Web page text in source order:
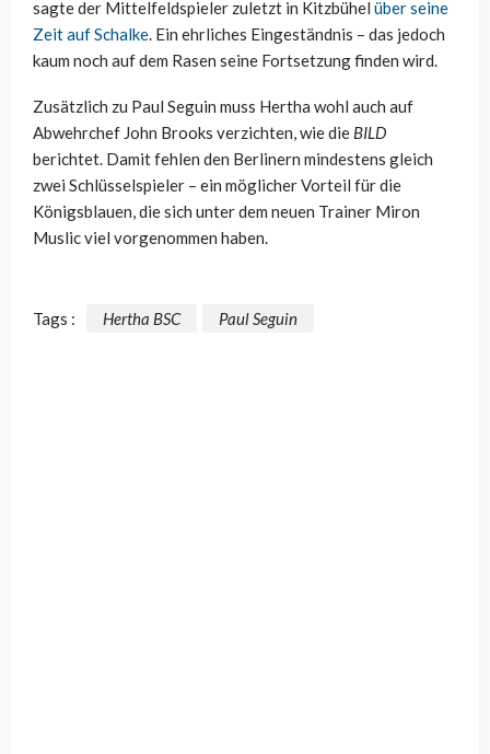
sagte der Mittelfeldspieler zuletzt in Kitzbühel über seine
Zeit auf Schalke. Ein ehrliches Eingeständnis – das jedoch
kaum noch auf dem Rasen seine Fortsetzung finden wird.
Zusätzlich zu Paul Seguin muss Hertha wohl auch auf
Abwehrchef John Brooks verzichten, wie die BILD
berichtet. Damit fehlen den Berlinern mindestens gleich
zwei Schlüsselspieler – ein möglicher Vorteil für die
Königsblauen, die sich unter dem neuen Trainer Miron
Muslic viel vorgenommen haben.
Tags : Hertha BSC Paul Seguin